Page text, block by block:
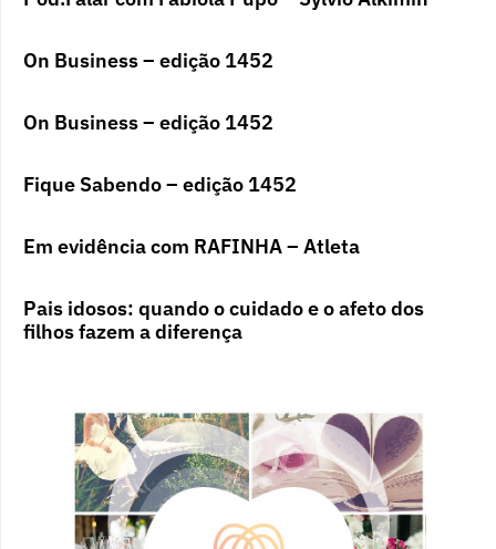
On Business – edição 1452
On Business – edição 1452
Fique Sabendo – edição 1452
Em evidência com RAFINHA – Atleta
Pais idosos: quando o cuidado e o afeto dos
filhos fazem a diferença